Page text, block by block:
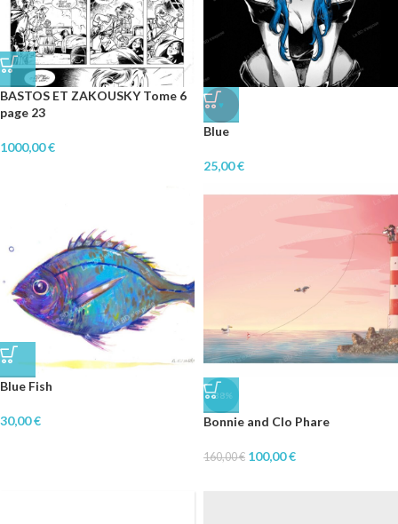
BASTOS ET ZAKOUSKY Tome 6
page 23
1000,00€
♥
Blue
25,00€
Blue Fish
30,00€
-38%
Bonnie and Clo Phare
160,00€ 100,00€